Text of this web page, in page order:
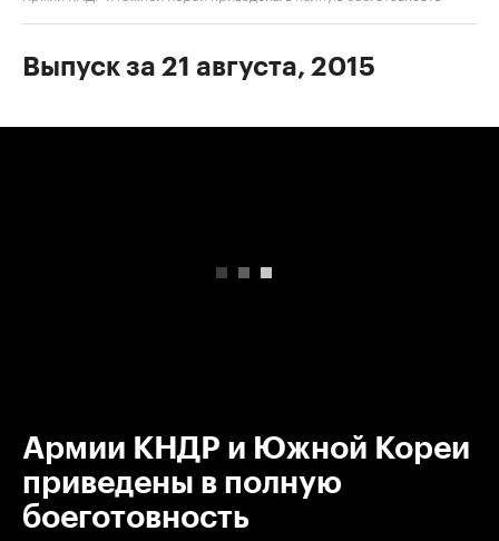
Выпуск за 21 августа, 2015
Армии КНДР и Южной Кореи
приведены в полную
боеготовность